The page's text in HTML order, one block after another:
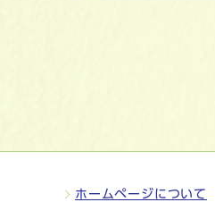
ホームページについて